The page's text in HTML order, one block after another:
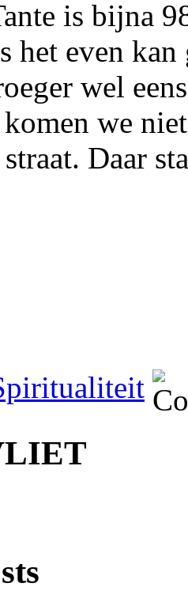
is bijna
het even
wel
we
Daar